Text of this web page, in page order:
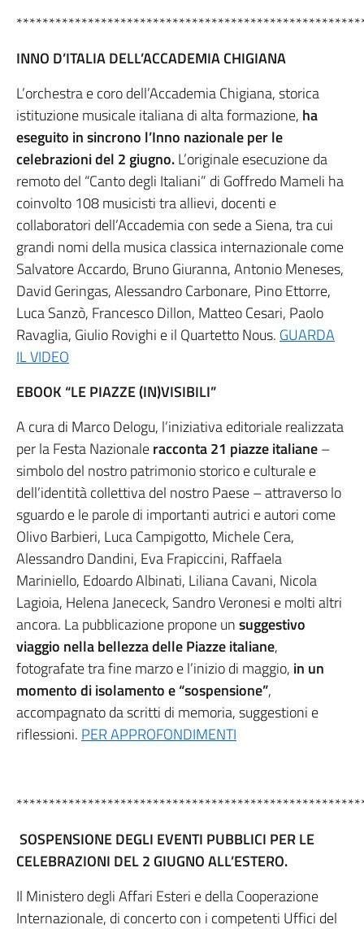
INNO D’ITALIA DELL’ACCADEMIA CHIGIANA
L’orchestra e coro dell’Accademia Chigiana, storica
istituzione musicale italiana di alta formazione, ha
eseguito in sincrono l’Inno nazionale per le
celebrazioni del 2 giugno.L’originale esecuzione da
remoto del “Canto degli Italiani” di Goffredo Mameli ha
coinvolto 108 musicisti tra allievi, docenti e
collaboratori dell’Accademia con sede a Siena, tra cui
grandi nomi della musica classica internazionale come
Salvatore Accardo, Bruno Giuranna, Antonio Meneses,
David Geringas, Alessandro Carbonare, Pino Ettorre,
Luca Sanzò, Francesco Dillon, Matteo Cesari, Paolo
Ravaglia, Giulio Rovighi e il Quartetto Nous. GUARDA
IL VIDEO
EBOOK “LE PIAZZE (IN)VISIBILI”
A cura di Marco Delogu, l’iniziativa editoriale realizzata
per la Festa Nazionaleracconta 21 piazze italiane–
simbolo del nostro patrimonio storico e culturale e
dell’identità collettiva del nostro Paese – attraverso lo
sguardo e le parole di importanti autrici e autori come
Olivo Barbieri, Luca Campigotto, Michele Cera,
Alessandro Dandini, Eva Frapiccini, Raffaela
Mariniello, Edoardo Albinati, Liliana Cavani, Nicola
Lagioia, Helena Janececk, Sandro Veronesi e molti altri
ancora. La pubblicazione propone unsuggestivo
viaggio nella bellezza delle Piazze italiane,
fotografate tra fine marzo e l’inizio di maggio, in un
momento di isolamento e “sospensione”,
accompagnato da scritti di memoria, suggestioni e
riflessioni. PER APPROFONDIMENTI
SOSPENSIONE DEGLI EVENTI PUBBLICI PER LE
CELEBRAZIONI DEL 2 GIUGNO ALL’ESTERO.
Il Ministero degli Affari Esteri e della Cooperazione
Internazionale, di concerto con i competenti Uffici del